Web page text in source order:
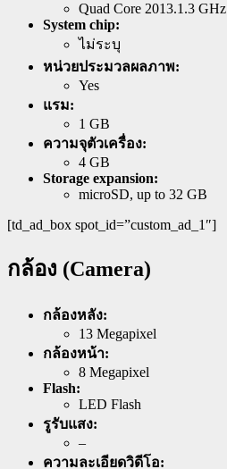
Quad Core 2013.1.3 GHz
System chip:
ไม่ระบุ
หน่วยประมวลผลภาพ:
Yes
แรม:
1 GB
ความจุตัวเครื่อง:
4 GB
Storage expansion:
microSD, up to 32 GB
[td_ad_box spot_id=”custom_ad_1″]
กล้อง (Camera)
กล้องหลัง:
13 Megapixel
กล้องหน้า:
8 Megapixel
Flash:
LED Flash
รูรับแสง:
–
ความละเอียดวิดีโอ: